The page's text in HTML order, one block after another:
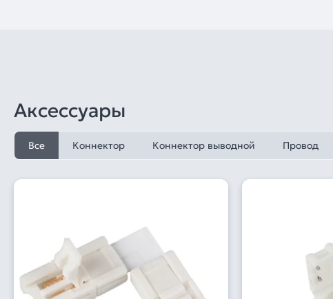
Аксессуары
Все Коннектор Коннектор выводной Провод